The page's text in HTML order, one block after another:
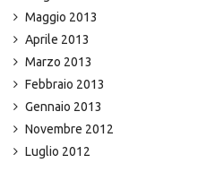
Maggio 2013
Aprile 2013
Marzo 2013
Febbraio 2013
Gennaio 2013
Novembre 2012
Luglio 2012